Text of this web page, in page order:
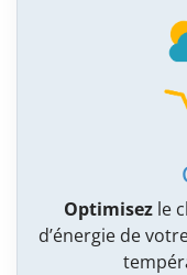
Optimisez le
d’énergie de